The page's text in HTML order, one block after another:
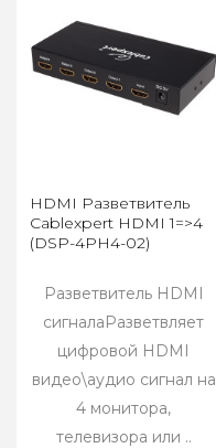
HDMI Разветвитель
Cablexpert HDMI 1=>4
(DSP-4PH4-02)
Разветвитель HDMI
сигналаРазветвляет
цифровой HDMI
видео\аудио сигнал на
4 монитора,
телевизора или ..